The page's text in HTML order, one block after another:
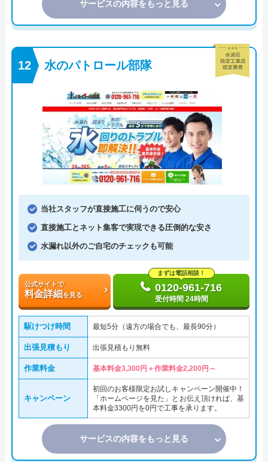
サービスの内容をもっと見る
水のパトロール部隊
当社スタッフが直接施工に伺うので安心
直接施工とネット集客で実現できる圧倒的な安さ
水漏れ以外のご自宅のチェックも可能
公式サイトで
料金詳細 を見る
まずは電話相談！
0120-961-716
受付時間 24時間
駆けつけ時間 最短5分（遠方の場合でも、最長90分）
出張見積もり 出張見積もり無料
作業料金 基本料金3,300円＋作業料金2,200円～
キャンペーン
初回のお客様限定お試しキャンペーン開催中！
「ホームページを見た」とお伝え頂ければ、基
本料金3300円を0円で工事を承ります。
サービスの内容をもっと見る